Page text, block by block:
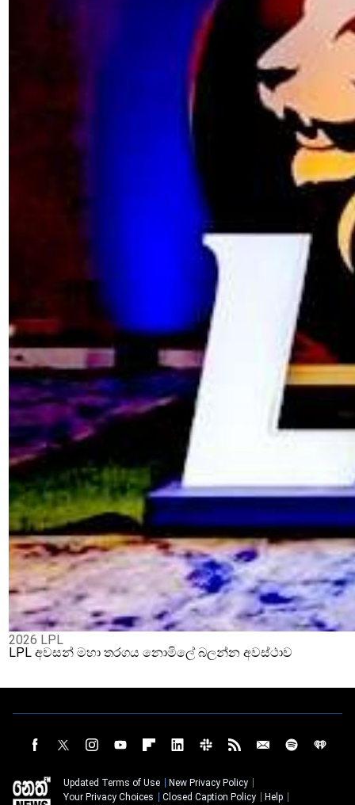
2026 LPL
LPL අවසන් මහා තරගය නොමිලේ බලන්න අවස්ථාව
Updated Terms of Use
New Privacy Policy
Your Privacy Choices
Closed Caption Policy
Help